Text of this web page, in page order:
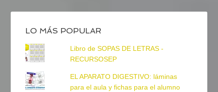
LO MÁS POPULAR
Libro de SOPAS DE LETRAS -
RECURSOSEP
EL APARATO DIGESTIVO: láminas
para el aula y fichas para el alumno